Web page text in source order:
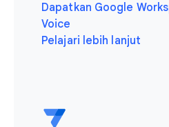
Dapatkan Google
Voice
Pelajari lebih lanjut